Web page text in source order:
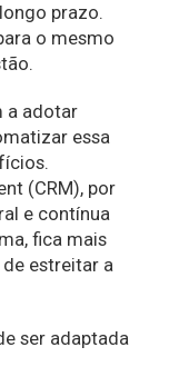
prazo.
o mesmo
a adotar
essa
(CRM), por
e contínua
fica mais
estreitar a
ser adaptada